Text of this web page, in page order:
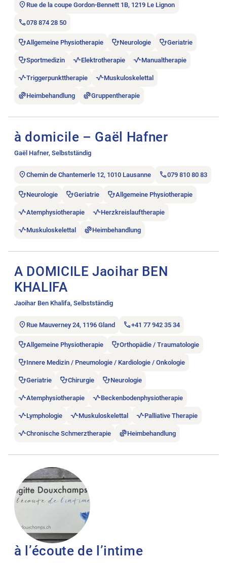
Rue de la coupe Gordon-Bennett 1B, 1219 Le Lignon
078 874 28 50
Allgemeine Physiotherapie Neurologie Geriatrie
Sportmedizin Elektrotherapie Manualtherapie
Triggerpunkttherapie Muskuloskelettal
Heimbehandlung Gruppentherapie
à domicile – Gaël Hafner
Gaël Hafner, Selbstständig
Chemin de Chantemerle 12, 1010 Lausanne 079 810 80 83
Neurologie Geriatrie Allgemeine Physiotherapie
Atemphysiotherapie Herzkreislauftherapie
Muskuloskelettal Heimbehandlung
A DOMICILE Jaoihar BEN
KHALIFA
Jaoihar Ben Khalifa, Selbstständig
Rue Mauverney 24, 1196 Gland +41 77 942 35 34
Allgemeine Physiotherapie Orthopädie / Traumatologie
Innere Medizin / Pneumologie / Kardiologie / Onkologie
Geriatrie Chirurgie Neurologie
Atemphysiotherapie Beckenbodenphysiotherapie
Lymphologie Muskuloskelettal Palliative Therapie
Chronische Schmerztherapie Heimbehandlung
à l’écoute de l’intime